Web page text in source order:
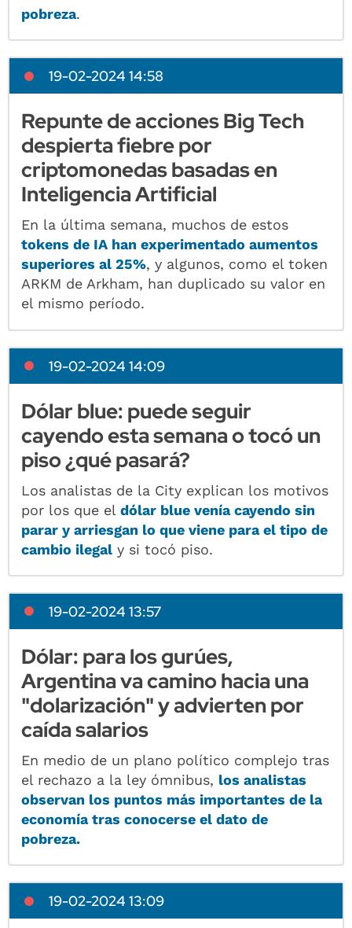
pobreza.
19-02-2024 14:58
Repunte de acciones Big Tech
despierta fiebre por
criptomonedas basadas en
Inteligencia Artificial
En la última semana, muchos de estos
tokens de IA han experimentado aumentos
superiores al 25%, y algunos, como el token
ARKM de Arkham, han duplicado su valor en
el mismo período.
19-02-2024 14:09
Dólar blue: puede seguir
cayendo esta semana o tocó un
piso ¿qué pasará?
Los analistas de la City explican los motivos
por los que eldólar blue venía cayendo sin
parar y arriesgan lo que viene para el tipo de
cambio ilegal y si tocó piso.
19-02-2024 13:57
Dólar: para los gurúes,
Argentina va camino hacia una
"dolarización" y advierten por
caída salarios
En medio de un plano político complejo tras
el rechazo a la ley ómnibus, los analistas
observan los puntos más importantes de la
economía tras conocerse el dato de
pobreza.
19-02-2024 13:09